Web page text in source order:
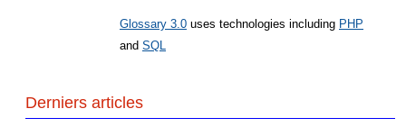
Glossary 3.0 uses technologies including PHP
and SQL
Derniers articles